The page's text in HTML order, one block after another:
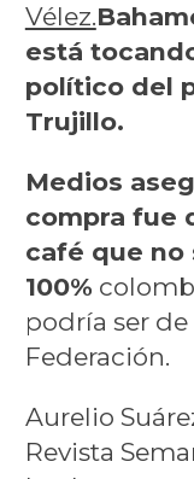
Vélez.
está
político del
Trujillo.
Medios
compra fue
café que
100%
podría ser
Federación.
Aurelio
Revista